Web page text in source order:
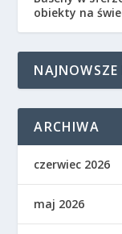
obiekty na
ARCHIWA
czerwiec 2026
maj 2026